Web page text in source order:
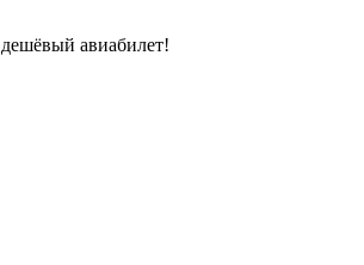
авиабилет!